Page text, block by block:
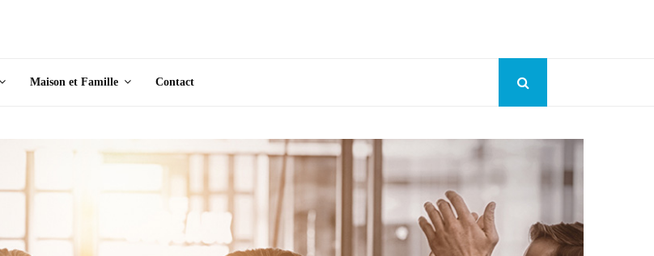
Maison et Famille Contact